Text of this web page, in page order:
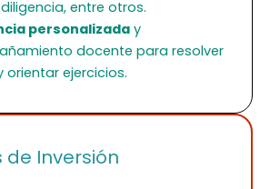
entre otros.
personalizaday
docente para resolver
orientar ejercicios.
de Inversión